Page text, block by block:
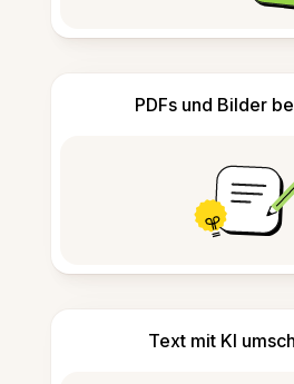
PDFs und Bilder
Text mit KI